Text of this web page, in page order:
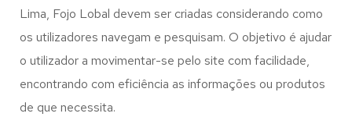
Lima, Fojo Lobal devem ser criadas considerando como
os utilizadores navegam e pesquisam. O objetivo é ajudar
o utilizador a movimentar-se pelo site com facilidade,
encontrando com eficiência as informações ou produtos
de que necessita.